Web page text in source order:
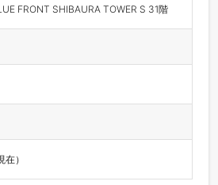
FRONT SHIBAURA TOWER S 31階
）